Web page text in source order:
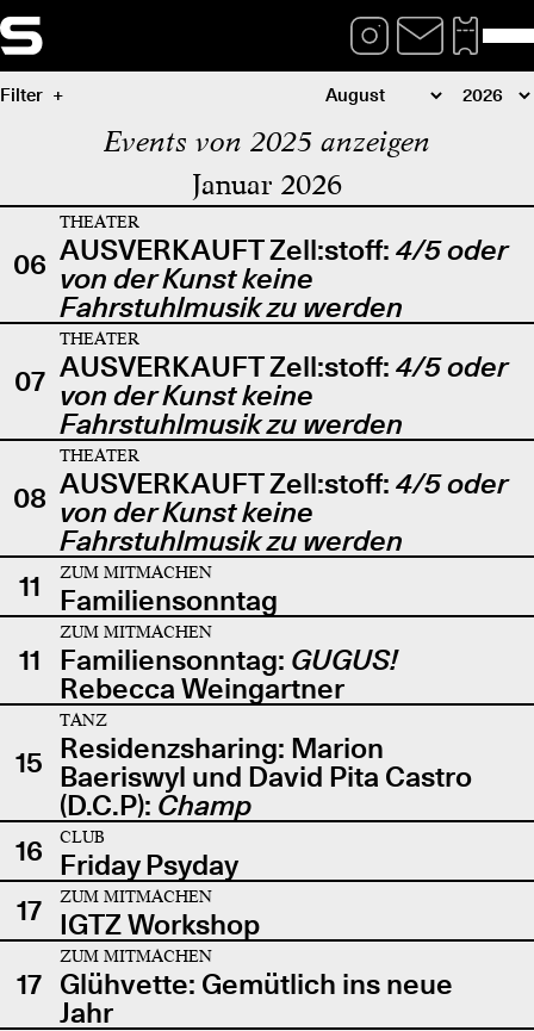
Filter
Events von 2025 anzeigen
Januar 2026
06
THEATER
AUSVERKAUFT Zell:stoff: 4/5 oder
von der Kunst keine
Fahrstuhlmusik zu werden
07
THEATER
AUSVERKAUFT Zell:stoff: 4/5 oder
von der Kunst keine
Fahrstuhlmusik zu werden
08
THEATER
AUSVERKAUFT Zell:stoff: 4/5 oder
von der Kunst keine
Fahrstuhlmusik zu werden
11
ZUM MITMACHEN
Familiensonntag
11
ZUM MITMACHEN
Familiensonntag: GUGUS!
Rebecca Weingartner
15
TANZ
Residenzsharing: Marion
Baeriswyl und David Pita Castro
(D.C.P): Champ
16
CLUB
Friday Psyday
17
ZUM MITMACHEN
IGTZ Workshop
17
ZUM MITMACHEN
Glühvette: Gemütlich ins neue
Jahr